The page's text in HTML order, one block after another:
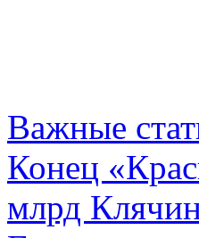
Важные
Конец
млрд